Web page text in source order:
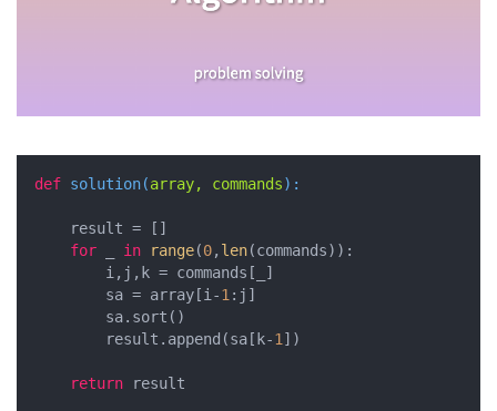
def solution(array, commands):
    result = []
for
in range(0, len(commands)):
        i,j,k = commands[_]
        sa = array[i-
1 :j]
        sa.sort()
        result.append(sa[k-
1 ])
return result